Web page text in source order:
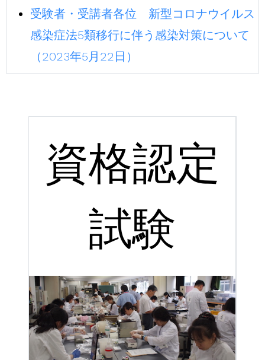
受験者・受講者各位 新型コロナウイルス
感染症法5類移行に伴う感染対策について
（2023年5月22日）
資格認定
試験